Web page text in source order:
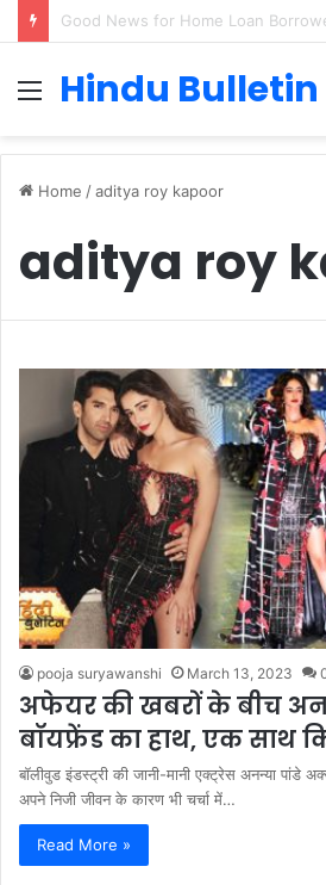
Menu
Hindu Bulletin
Home /aditya roy kapoor
aditya roy
pooja suryawanshi March 13, 2023
अफेयर की खबरों के बीच
बॉयफ्रेंड का हाथ, एक साथ
बॉलीवुड इंडस्ट्री की जानी-मानी एक्ट्रेस अनन्या पांडे
अपने निजी जीवन के कारण भी चर्चा में…
Read More »